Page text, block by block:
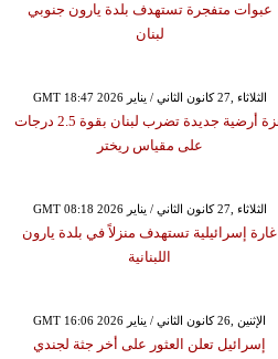
عبوات متفجرة تستهدف بلدة يارون جنوبي
لبنان
GMT 18:47 2026 الثلاثاء ,27 كانون الثاني / يناير
هزة أرضية جديدة تضرب لبنان بقوة 2.5 درجات
على مقياس ريختر
GMT 08:18 2026 الثلاثاء ,27 كانون الثاني / يناير
غارة إسرائيلية تستهدف منزلاً في بلدة يارون
اللبنانية
GMT 16:06 2026 الإثنين ,26 كانون الثاني / يناير
إسرائيل تعلن العثور على أخر جثة لجندي